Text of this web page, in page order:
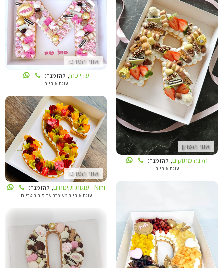
אזור השרון
הלנה מתוקים
הלנה מתוקים, להזמנה: |
עוגת אותיות
אזור המרכז
עדי כהן
עדי כהן, להזמנה: |
עוגת אותיות
אזור המרכז
NINI - עוגות וקינוחים
Nini - עוגות וקינוחים , להזמנה: |
עוגת אותיות מעוצבת עם פירות טריים
GALITCAKE
העוגות של דנוש